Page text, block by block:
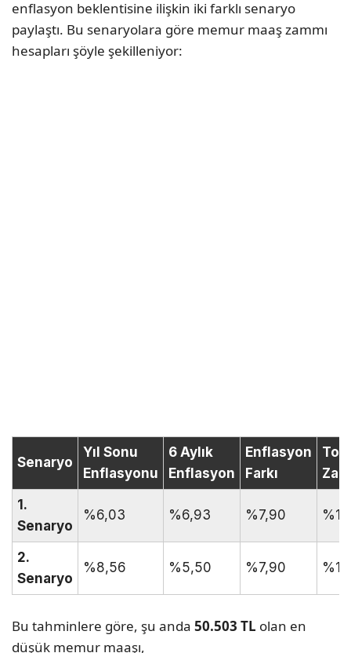
enflasyon beklentisine ilişkin iki farklı senaryo
paylaştı. Bu senaryolara göre memur maaş zammı
hesapları şöyle şekilleniyor:
Senaryo
Yıl Sonu
Enflasyonu
6 Aylık
Enflasyon
Enflasyon
Farkı
Zam
1.
Senaryo
%6,03 %6,93 %7,90
2.
Senaryo
%8,56 %5,50 %7,90
Bu tahminlere göre, şu anda 50.503 TL olan en
düşük memur maaşı,